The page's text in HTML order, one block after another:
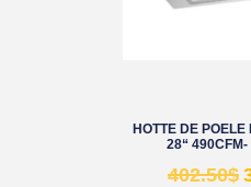
HOTTE DE
28“
402.50$